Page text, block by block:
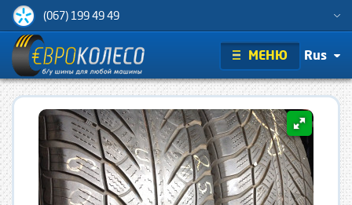
(067) 199 49 49
МЕНЮ Rus